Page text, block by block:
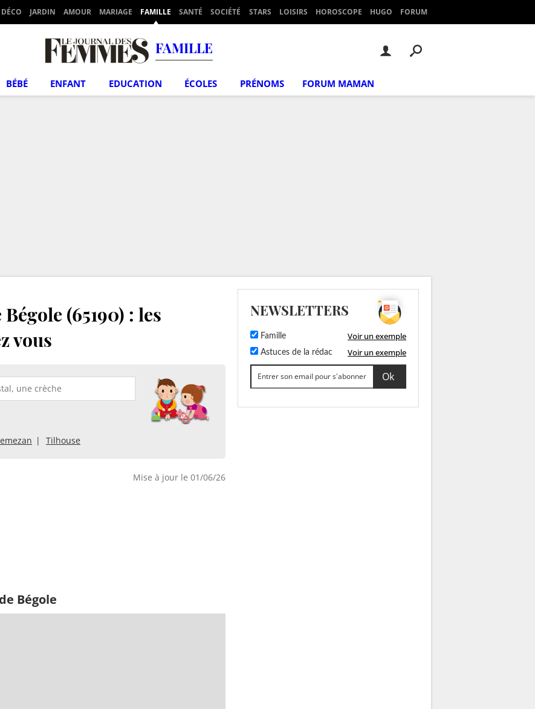
DÉCO JARDIN AMOUR MARIAGE FAMILLE SANTÉ SOCIÉTÉ STARS LOISIRS HOROSCOPE HUGO FORUM
FAMILLE
BÉBÉ ENFANT EDUCATION ÉCOLES PRÉNOMS FORUM MAMAN
(65190) : les
vous
Tilhouse
Mise à jour le 01/06/26
Bégole
NEWSLETTERS
Famille Voir un exemple
Astuces de la rédac Voir un exemple